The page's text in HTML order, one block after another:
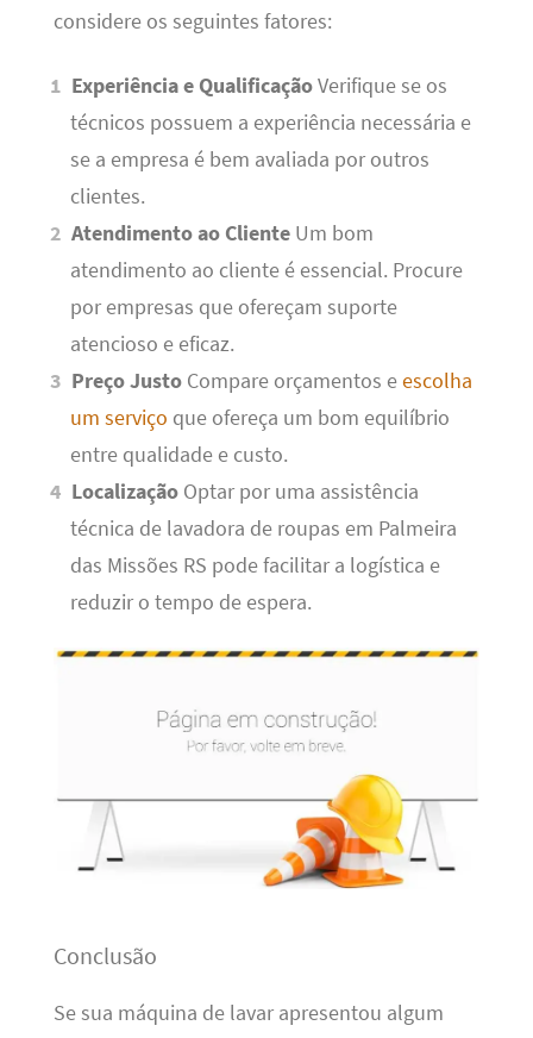
considere os seguintes fatores:
Experiência e QualificaçãoVerifique se os
técnicos possuem a experiência necessária e
se a empresa é bem avaliada por outros
clientes.
Atendimento ao Cliente Um bom
atendimento ao cliente é essencial. Procure
por empresas que ofereçam suporte
atencioso e eficaz.
Preço Justo Compare orçamentos eescolha
um serviço que ofereça um bom equilíbrio
entre qualidade e custo.
Localização Optar por uma assistência
técnica de lavadora de roupas em Palmeira
das Missões RS pode facilitar a logística e
reduzir o tempo de espera.
Conclusão
Se sua máquina de lavar apresentou algum